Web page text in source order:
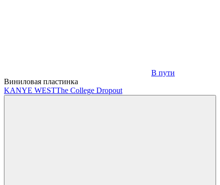
В пути
Виниловая пластинка
KANYE WESTThe College Dropout